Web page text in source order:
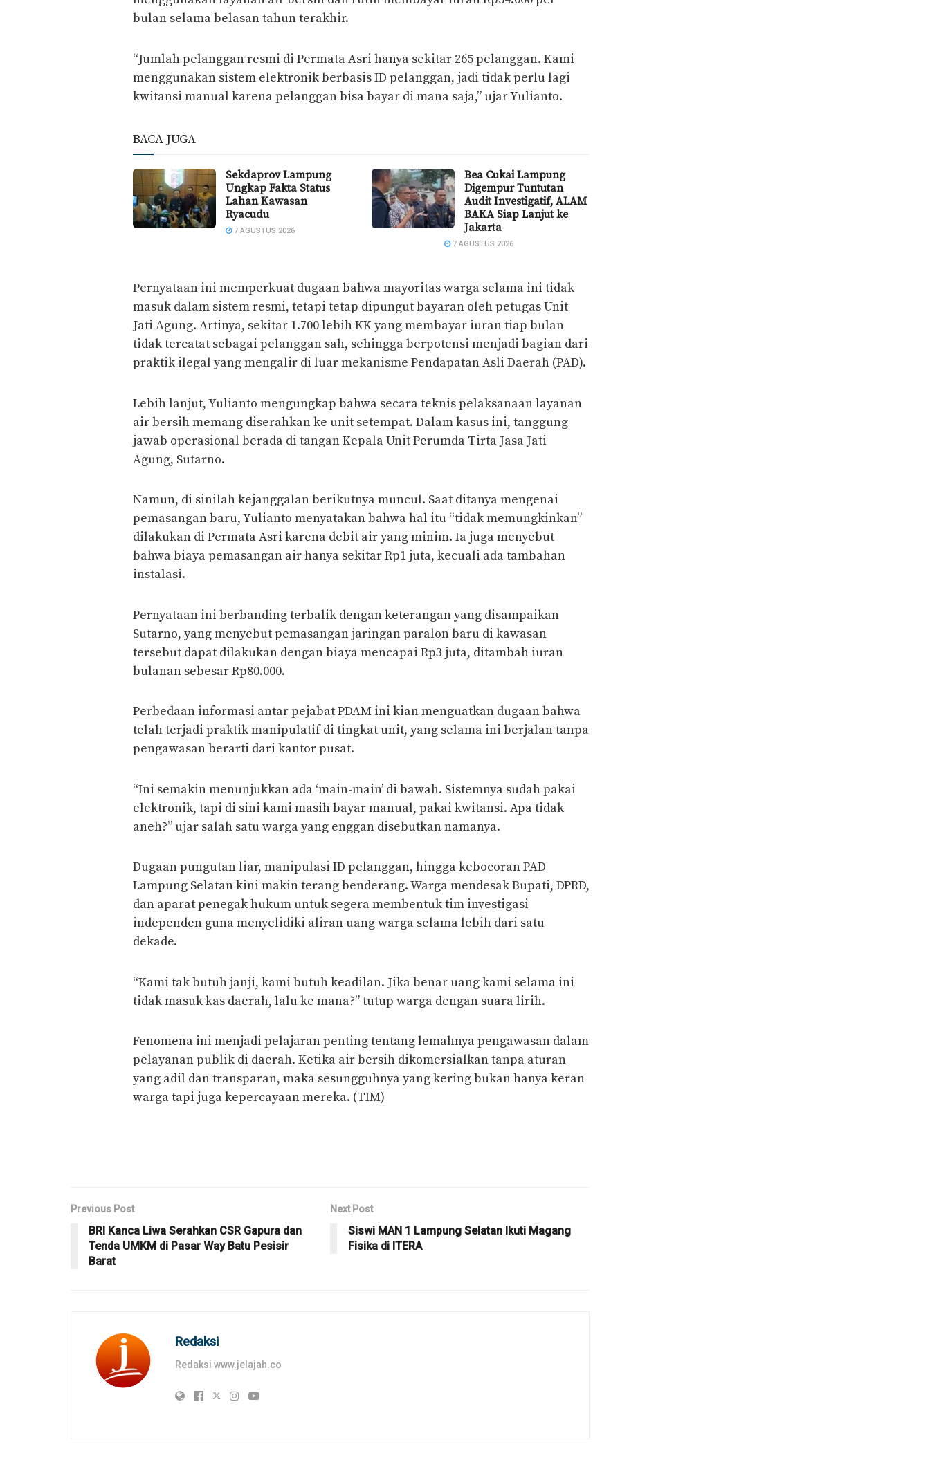
bulan selama belasan tahun terakhir.
“Jumlah pelanggan resmi di Permata Asri hanya sekitar 265 pelanggan. Kami
menggunakan sistem elektronik berbasis ID pelanggan, jadi tidak perlu lagi
kwitansi manual karena pelanggan bisa bayar di mana saja,” ujar Yulianto.
BACA JUGA
Sekdaprov Lampung
Ungkap Fakta Status
Lahan Kawasan
Ryacudu
7 AGUSTUS 2026
Bea Cukai Lampung
Digempur Tuntutan
Audit Investigatif, ALAM
BAKA Siap Lanjut ke
Jakarta
7 AGUSTUS 2026
Pernyataan ini memperkuat dugaan bahwa mayoritas warga selama ini tidak
masuk dalam sistem resmi, tetapi tetap dipungut bayaran oleh petugas Unit
Jati Agung. Artinya, sekitar 1.700 lebih KK yang membayar iuran tiap bulan
tidak tercatat sebagai pelanggan sah, sehingga berpotensi menjadi bagian dari
praktik ilegal yang mengalir di luar mekanisme Pendapatan Asli Daerah (PAD).
Lebih lanjut, Yulianto mengungkap bahwa secara teknis pelaksanaan layanan
air bersih memang diserahkan ke unit setempat. Dalam kasus ini, tanggung
jawab operasional berada di tangan Kepala Unit Perumda Tirta Jasa Jati
Agung, Sutarno.
Namun, di sinilah kejanggalan berikutnya muncul. Saat ditanya mengenai
pemasangan baru, Yulianto menyatakan bahwa hal itu “tidak memungkinkan”
dilakukan di Permata Asri karena debit air yang minim. Ia juga menyebut
bahwa biaya pemasangan air hanya sekitar Rp1 juta, kecuali ada tambahan
instalasi.
Pernyataan ini berbanding terbalik dengan keterangan yang disampaikan
Sutarno, yang menyebut pemasangan jaringan paralon baru di kawasan
tersebut dapat dilakukan dengan biaya mencapai Rp3 juta, ditambah iuran
bulanan sebesar Rp80.000.
Perbedaan informasi antar pejabat PDAM ini kian menguatkan dugaan bahwa
telah terjadi praktik manipulatif di tingkat unit, yang selama ini berjalan tanpa
pengawasan berarti dari kantor pusat.
“Ini semakin menunjukkan ada ‘main-main’ di bawah. Sistemnya sudah pakai
elektronik, tapi di sini kami masih bayar manual, pakai kwitansi. Apa tidak
aneh?” ujar salah satu warga yang enggan disebutkan namanya.
Dugaan pungutan liar, manipulasi ID pelanggan, hingga kebocoran PAD
Lampung Selatan kini makin terang benderang. Warga mendesak Bupati, DPRD,
dan aparat penegak hukum untuk segera membentuk tim investigasi
independen guna menyelidiki aliran uang warga selama lebih dari satu
dekade.
“Kami tak butuh janji, kami butuh keadilan. Jika benar uang kami selama ini
tidak masuk kas daerah, lalu ke mana?” tutup warga dengan suara lirih.
Fenomena ini menjadi pelajaran penting tentang lemahnya pengawasan dalam
pelayanan publik di daerah. Ketika air bersih dikomersialkan tanpa aturan
yang adil dan transparan, maka sesungguhnya yang kering bukan hanya keran
warga tapi juga kepercayaan mereka. (TIM)
Previous Post
BRI Kanca Liwa Serahkan CSR Gapura dan
Tenda UMKM di Pasar Way Batu Pesisir
Barat
Next Post
Siswi MAN 1 Lampung Selatan Ikuti Magang
Fisika di ITERA
Redaksi
Redaksi www.jelajah.co